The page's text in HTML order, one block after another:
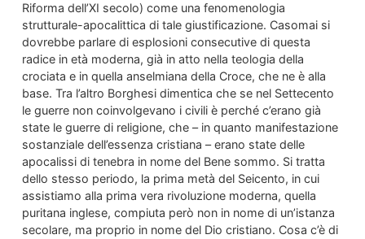
Riforma dell’XI secolo) come una fenomenologia
strutturale-apocalittica di tale giustificazione. Casomai si
dovrebbe parlare di esplosioni consecutive di questa
radice in età moderna, già in atto nella teologia della
crociata e in quella anselmiana della Croce, che ne è alla
base. Tra l’altro Borghesi dimentica che se nel Settecento
le guerre non coinvolgevano i civili è perché c’erano già
state le guerre di religione, che – in quanto manifestazione
sostanziale dell’essenza cristiana – erano state delle
apocalissi di tenebra in nome del Bene sommo. Si tratta
dello stesso periodo, la prima metà del Seicento, in cui
assistiamo alla prima vera rivoluzione moderna, quella
puritana inglese, compiuta però non in nome di un’istanza
secolare, ma proprio in nome del Dio cristiano. Cosa c’è di